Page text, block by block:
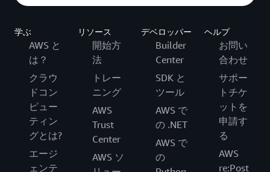
学ぶ
AWS と
は？
クラウ
ドコン
ピュー
ティン
グとは?
エージ
ェンテ
リソース
開始方
法
トレー
ニング
AWS
Trust
Center
AWS ソ
デベロッパー
Builder
Center
SDK と
ツール
AWS で
の .NET
AWS で
の
ヘルプ
お問い
合わせ
サポー
トチケ
ットを
申請す
る
AWS
re:Post